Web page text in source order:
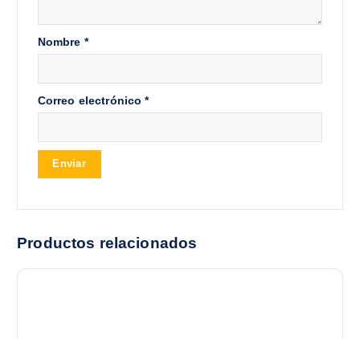
Nombre *
Correo electrónico*
Productos relacionados